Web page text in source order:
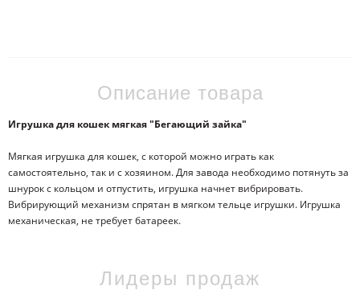
Описание товара
Игрушка для кошек мягкая "Бегающий зайка"
Мягкая игрушка для кошек, с которой можно играть как
самостоятельно, так и с хозяином. Для завода необходимо потянуть за
шнурок с кольцом и отпустить, игрушка начнет вибрировать.
Вибрирующий механизм спрятан в мягком тельце игрушки. Игрушка
механическая, не требует батареек.
Лидеры продаж